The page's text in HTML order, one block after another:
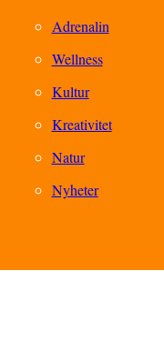
Adrenalin
Wellness
Kultur
Kreativitet
Natur
Nyheter